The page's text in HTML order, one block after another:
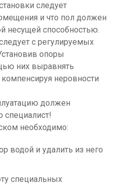
следует
и что пол должен
несущей способностью.
с регулируемых
опоры
них выравнять
неровности
должен
специалист!
необходимо:
водой и удалить из него
специальных